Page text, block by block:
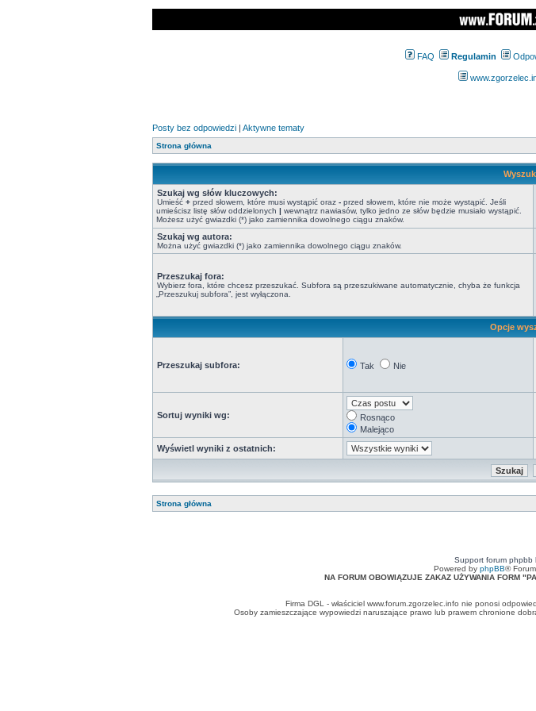
FAQ Regulamin
Posty bez odpowiedzi | Aktywne tematy
Strona główna
Szukaj wg słów kluczowych:
Umieść + przed słowem, które musi wystąpić oraz - przed słowem, które nie może wystąpić. Jeśli
umieścisz listę słów oddzielonych | wewnątrz nawiasów, tylko jedno ze słów będzie musiało wystąpić.
Możesz użyć gwiazdki (*) jako zamiennika dowolnego ciągu znaków.
Szukaj wg autora:
Można użyć gwiazdki (*) jako zamiennika dowolnego ciągu znaków.
Przeszukaj fora:
Wybierz fora, które chcesz przeszukać. Subfora są przeszukiwane automatycznie, chyba że funkcja
„Przeszukuj subfora”, jest wyłączona.
Opcje
Przeszukaj subfora: Tak Nie
Sortuj wyniki wg:
Rosnąco
Malejąco
Wyświetl wyniki z ostatnich:
Strona główna
Support forum phpbb
Powered by phpBB®
NA FORUM OBOWIĄZUJE ZAKAZ UŻYWANIA FORM
Firma DGL - właściciel www.forum.zgorzelec.info nie ponosi
Osoby zamieszczające wypowiedzi naruszające prawo lub prawem chronione